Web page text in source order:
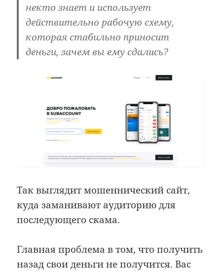
некто знает и использует
действительно рабочую схему,
которая стабильно приносит
деньги, зачем вы ему сдались?
Так выглядит мошеннический сайт,
куда заманивают аудиторию для
последующего скама.
Главная проблема в том, что получить
назад свои деньги не получится. Вас